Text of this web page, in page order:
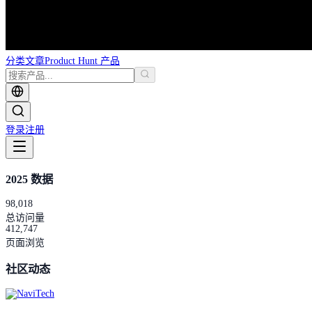
分类文章Product Hunt 产品
登录注册
2025 数据
98,018
总访问量
412,747
页面浏览
社区动态